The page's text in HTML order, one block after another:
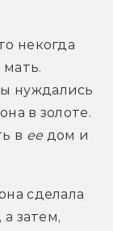
некогда
нуждались
в золоте.
в ее дом и
сделала
а затем,